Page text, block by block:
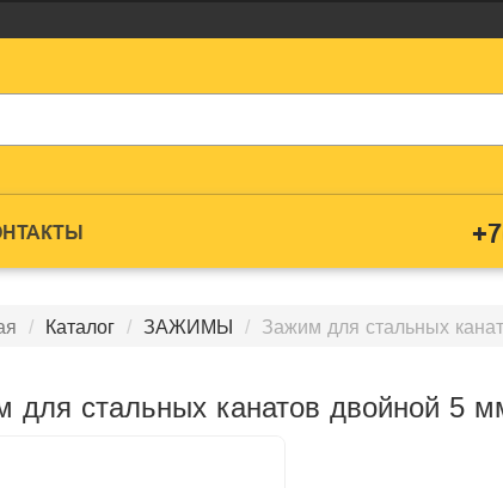
Каталог ЗАЖИМЫ Зажим для стальных
для стальных канатов двойной 5